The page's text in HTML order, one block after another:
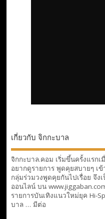
เกี่ยวกับ จิกกะบาล
จิกกะบาล.คอม เริ่มขึ้นครั้งแรก
อยากดูรายการ พูดคุยสบายๆ เ
กลุ่มร่วมวงพูดคุยกันไปเรื่อย จึง
ออนไลน์ บน
รายการบันเทิงแนวใหม่ยุค Hi-
บาล … มีต่อ